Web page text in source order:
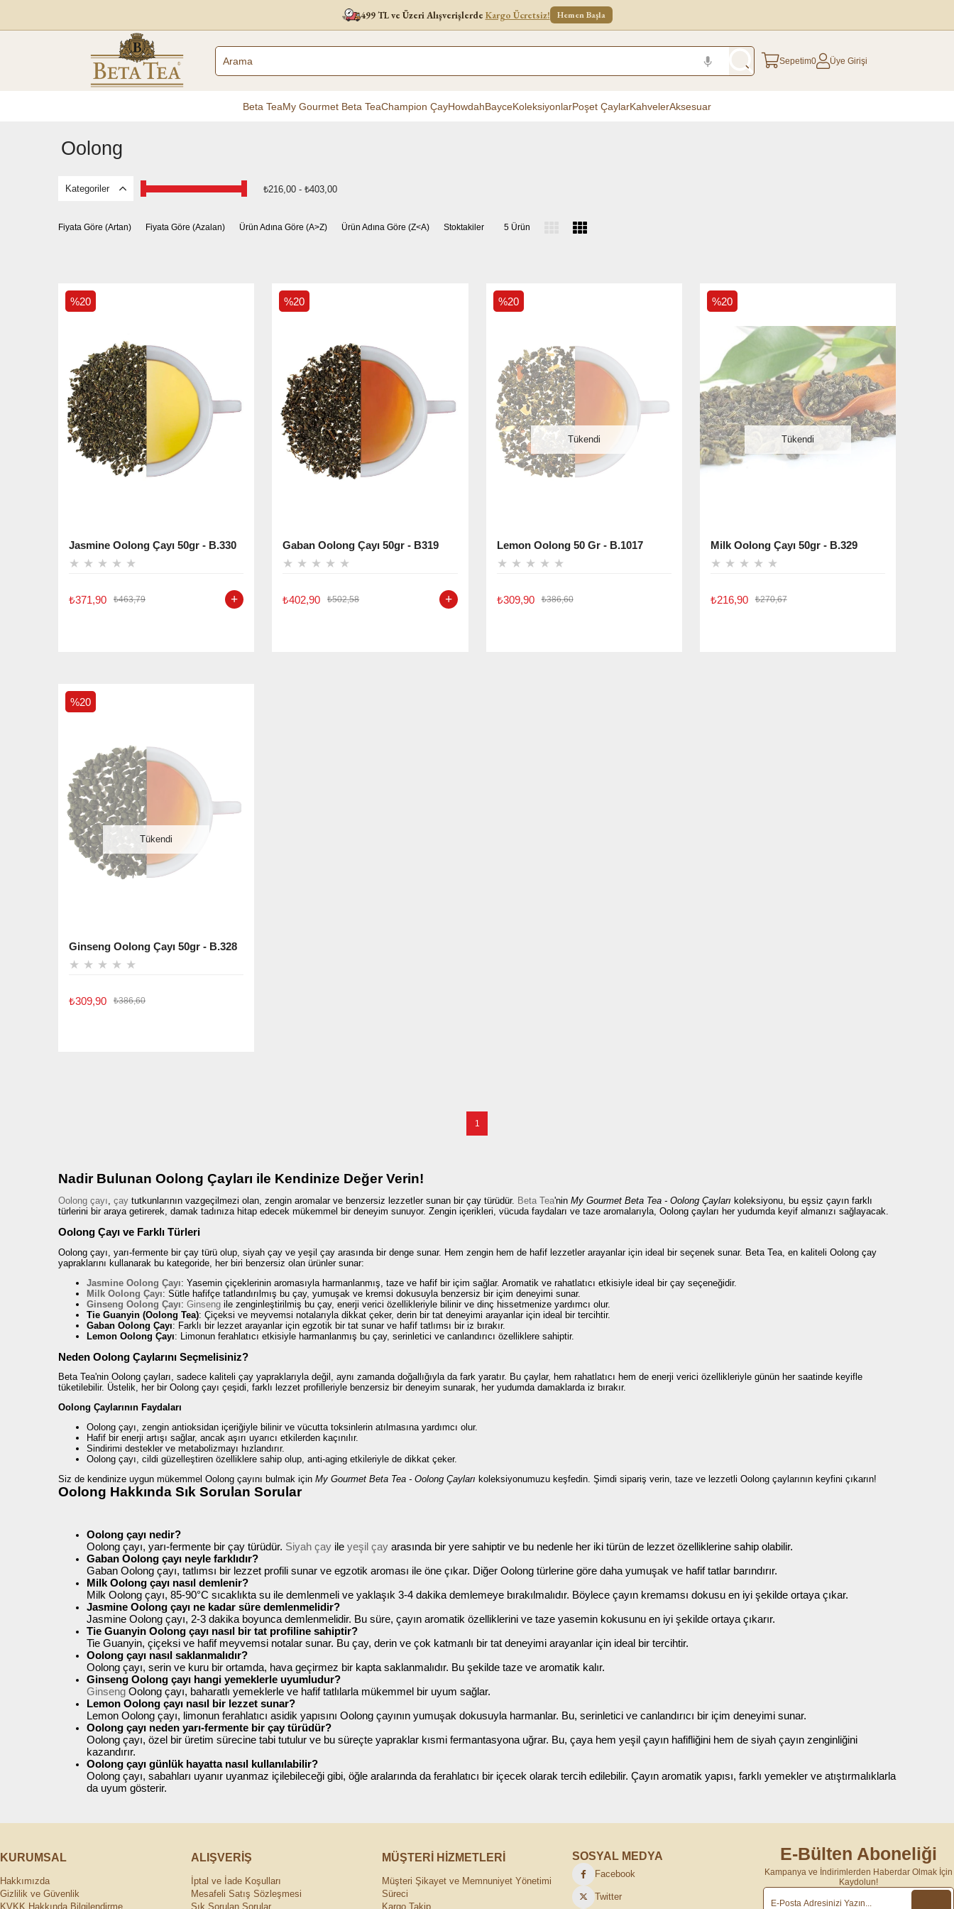
499 TL ve Üzeri Alışverişlerde Kargo Ücretsiz! Hemen Başla
Sepetim0 Üye Girişi
Beta TeaMy Gourmet Beta TeaChampion ÇayHowdahBayceKoleksiyonlarPoşet ÇaylarKahvelerAksesuar
Oolong
Kategoriler ₺216,00 - ₺403,00
Fiyata Göre (Artan) Fiyata Göre (Azalan) Ürün Adına Göre (A>Z) Ürün Adına Göre (Z<A) Stoktakiler 5 Ürün
Jasmine Oolong Çayı 50gr - B.330
★ ★ ★ ★ ★
₺371,90 ₺463,79
%20
Gaban Oolong Çayı 50gr - B319
★ ★ ★ ★ ★
₺402,90 ₺502,58
%20
Tükendi
Lemon Oolong 50 Gr - B.1017
★ ★ ★ ★ ★
₺309,90 ₺386,60
%20
Tükendi
Milk Oolong Çayı 50gr - B.329
★ ★ ★ ★ ★
₺216,90 ₺270,67
%20
Tükendi
Ginseng Oolong Çayı 50gr - B.328
★ ★ ★ ★ ★
₺309,90 ₺386,60
%20
1
Nadir Bulunan Oolong Çayları ile Kendinize Değer Verin!
Oolong çayı, çay tutkunlarının vazgeçilmezi olan, zengin aromalar ve benzersiz lezzetler sunan bir çay türüdür. Beta Tea'nin My Gourmet Beta Tea - Oolong Çayları koleksiyonu, bu eşsiz çayın farklı
türlerini bir araya getirerek, damak tadınıza hitap edecek mükemmel bir deneyim sunuyor. Zengin içerikleri, vücuda faydaları ve taze aromalarıyla, Oolong çayları her yudumda keyif almanızı sağlayacak.
Oolong Çayı ve Farklı Türleri
Oolong çayı, yarı-fermente bir çay türü olup, siyah çay ve yeşil çay arasında bir denge sunar. Hem zengin hem de hafif lezzetler arayanlar için ideal bir seçenek sunar. Beta Tea, en kaliteli Oolong çay
yapraklarını kullanarak bu kategoride, her biri benzersiz olan ürünler sunar:
Jasmine Oolong Çayı: Yasemin çiçeklerinin aromasıyla harmanlanmış, taze ve hafif bir içim sağlar. Aromatik ve rahatlatıcı etkisiyle ideal bir çay seçeneğidir.
Milk Oolong Çayı: Sütle hafifçe tatlandırılmış bu çay, yumuşak ve kremsi dokusuyla benzersiz bir içim deneyimi sunar.
Ginseng Oolong Çayı: Ginseng ile zenginleştirilmiş bu çay, enerji verici özellikleriyle bilinir ve dinç hissetmenize yardımcı olur.
Tie Guanyin (Oolong Tea): Çiçeksi ve meyvemsi notalarıyla dikkat çeker, derin bir tat deneyimi arayanlar için ideal bir tercihtir.
Gaban Oolong Çayı: Farklı bir lezzet arayanlar için egzotik bir tat sunar ve hafif tatlımsı bir iz bırakır.
Lemon Oolong Çayı: Limonun ferahlatıcı etkisiyle harmanlanmış bu çay, serinletici ve canlandırıcı özelliklere sahiptir.
Neden Oolong Çaylarını Seçmelisiniz?
Beta Tea'nin Oolong çayları, sadece kaliteli çay yapraklarıyla değil, aynı zamanda doğallığıyla da fark yaratır. Bu çaylar, hem rahatlatıcı hem de enerji verici özellikleriyle günün her saatinde keyifle
tüketilebilir. Üstelik, her bir Oolong çayı çeşidi, farklı lezzet profilleriyle benzersiz bir deneyim sunarak, her yudumda damaklarda iz bırakır.
Oolong Çaylarının Faydaları
Oolong çayı, zengin antioksidan içeriğiyle bilinir ve vücutta toksinlerin atılmasına yardımcı olur.
Hafif bir enerji artışı sağlar, ancak aşırı uyarıcı etkilerden kaçınılır.
Sindirimi destekler ve metabolizmayı hızlandırır.
Oolong çayı, cildi güzelleştiren özelliklere sahip olup, anti-aging etkileriyle de dikkat çeker.
Siz de kendinize uygun mükemmel Oolong çayını bulmak için My Gourmet Beta Tea - Oolong Çayları koleksiyonumuzu keşfedin. Şimdi sipariş verin, taze ve lezzetli Oolong çaylarının keyfini çıkarın!
Oolong Hakkında Sık Sorulan Sorular
Oolong çayı nedir?
Oolong çayı, yarı-fermente bir çay türüdür. Siyah çay ile yeşil çay arasında bir yere sahiptir ve bu nedenle her iki türün de lezzet özelliklerine sahip olabilir.
Gaban Oolong çayı neyle farklıdır?
Gaban Oolong çayı, tatlımsı bir lezzet profili sunar ve egzotik aroması ile öne çıkar. Diğer Oolong türlerine göre daha yumuşak ve hafif tatlar barındırır.
Milk Oolong çayı nasıl demlenir?
Milk Oolong çayı, 85-90°C sıcaklıkta su ile demlenmeli ve yaklaşık 3-4 dakika demlemeye bırakılmalıdır. Böylece çayın kremamsı dokusu en iyi şekilde ortaya çıkar.
Jasmine Oolong çayı ne kadar süre demlenmelidir?
Jasmine Oolong çayı, 2-3 dakika boyunca demlenmelidir. Bu süre, çayın aromatik özelliklerini ve taze yasemin kokusunu en iyi şekilde ortaya çıkarır.
Tie Guanyin Oolong çayı nasıl bir tat profiline sahiptir?
Tie Guanyin, çiçeksi ve hafif meyvemsi notalar sunar. Bu çay, derin ve çok katmanlı bir tat deneyimi arayanlar için ideal bir tercihtir.
Oolong çayı nasıl saklanmalıdır?
Oolong çayı, serin ve kuru bir ortamda, hava geçirmez bir kapta saklanmalıdır. Bu şekilde taze ve aromatik kalır.
Ginseng Oolong çayı hangi yemeklerle uyumludur?
Ginseng Oolong çayı, baharatlı yemeklerle ve hafif tatlılarla mükemmel bir uyum sağlar.
Lemon Oolong çayı nasıl bir lezzet sunar?
Lemon Oolong çayı, limonun ferahlatıcı asidik yapısını Oolong çayının yumuşak dokusuyla harmanlar. Bu, serinletici ve canlandırıcı bir içim deneyimi sunar.
Oolong çayı neden yarı-fermente bir çay türüdür?
Oolong çayı, özel bir üretim sürecine tabi tutulur ve bu süreçte yapraklar kısmi fermantasyona uğrar. Bu, çaya hem yeşil çayın hafifliğini hem de siyah çayın zenginliğini
kazandırır.
Oolong çayı günlük hayatta nasıl kullanılabilir?
Oolong çayı, sabahları uyanır uyanmaz içilebileceği gibi, öğle aralarında da ferahlatıcı bir içecek olarak tercih edilebilir. Çayın aromatik yapısı, farklı yemekler ve atıştırmalıklarla
da uyum gösterir.
KURUMSAL
Hakkımızda
Gizlilik ve Güvenlik
KVKK Hakkında Bilgilendirme
ALIŞVERİŞ
İptal ve İade Koşulları
Mesafeli Satış Sözleşmesi
Sık Sorulan Sorular
MÜŞTERİ HİZMETLERİ
Müşteri Şikayet ve Memnuniyet Yönetimi
Süreci
Kargo Takip
SOSYAL MEDYA
Facebook
Twitter
E-Bülten Aboneliği
Kampanya ve İndirimlerden Haberdar Olmak İçin
Kaydolun!